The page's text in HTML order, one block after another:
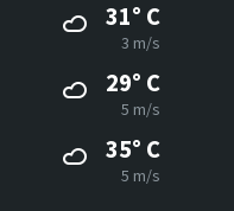
31° C
3 m/s
29° C
5 m/s
35° C
5 m/s